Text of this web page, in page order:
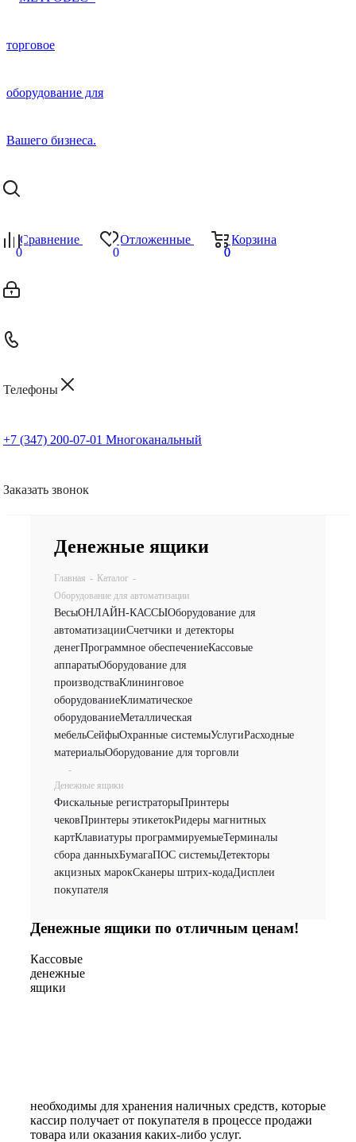
Сравнение
0
Отложенные
0
Корзина
0
0
Телефоны
+7 (347) 200-07-01 Многоканальный
Заказать звонок
Денежные ящики
Главная - Каталог -
Оборудование для автоматизации
ВесыОНЛАЙН-КАССЫОборудование для
автоматизацииСчетчики и детекторы
денегПрограммное обеспечениеКассовые
аппаратыОборудование для
производстваКлининговое
оборудованиеКлиматическое
оборудованиеМеталлическая
мебельСейфыОхранные системыУслугиРасходные
материалыОборудование для торговли
-
Денежные ящики
Фискальные регистраторыПринтеры
чековПринтеры этикетокРидеры магнитных
картКлавиатуры программируемыеТерминалы
сбора данныхБумагаПОС системыДетекторы
акцизных марокСканеры штрих-кодаДисплеи
покупателя
Денежные ящики по отличным ценам!
Кассовые
денежные
ящики
необходимы для хранения наличных средств, которые
кассир получает от покупателя в процессе продажи
товара или оказания каких-либо услуг.